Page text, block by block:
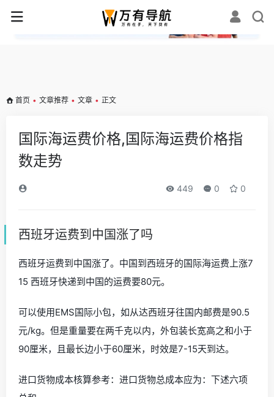
✕
首页 • 文章推荐 • 文章 • 正文
国际海运费价格,国际海运费价格指
数走势
449 0 0
西班牙运费到中国涨了吗
西班牙运费到中国涨了。中国到西班牙的国际海运费上涨7
15 西班牙快递到中国的运费要80元。
可以使用EMS国际小包，如从达西班牙往国内邮费是90.5
元/kg。但是重量要在两千克以内，外包装长宽高之和小于
90厘米，且最长边小于60厘米，时效是7-15天到达。
进口货物成本核算参考：进口货物总成本应为：下述六项